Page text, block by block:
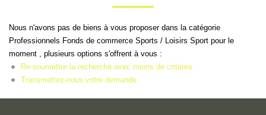
Terrains
LOUER
Appartements
Locaux Professionnels
Créer une alerte
Nous n'avons pas de biens à vous proposer dans la catégorie
Professionnels Fonds de commerce Sports / Loisirs Sport pour le
moment , plusieurs options s'offrent à vous :
Re-soumettre la recherche avec moins de critères.
Transmettez-nous votre demande